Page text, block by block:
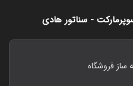
- سناتور هادی